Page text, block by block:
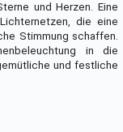
und Herzen. Eine
die eine
Stimmung schaffen.
in die
und festliche